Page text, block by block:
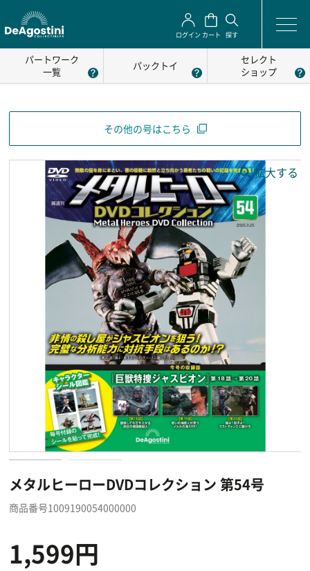
ログイン カート 探す
パートワーク
一覧
パックトイ
セレクト
ショップ
その他の号はこちら
メタルヒーローDVDコレクション 第54号
商品番号1009190054000000
1,599円